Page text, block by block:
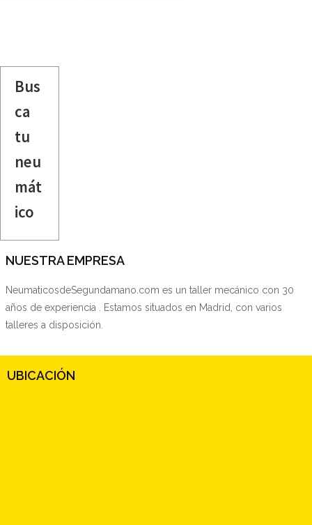
Bus
ca
tu
neu
mát
ico
NUESTRA EMPRESA
NeumaticosdeSegundamano.com es un taller mecánico con 30
años de experiencia . Estamos situados en Madrid, con varios
talleres a disposición.
UBICACIÓN